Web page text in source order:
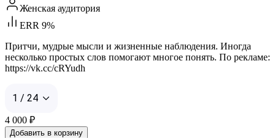
Женская аудитория
ERR 9%
Притчи, мудрые мысли и жизненные наблюдения. Иногда
несколько простых слов помогают многое понять. По рекламе:
https://vk.cc/cRYudh
1 / 24
4 000 ₽
Добавить в корзину